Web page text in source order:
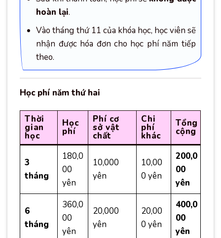
hoàn lại.
Vào tháng thứ 11 của khóa học, học viên sẽ
nhận được hóa đơn cho học phí năm tiếp
theo.
Học phí năm thứ hai
Thời
gian
học
Học
phí
Phí cơ
sở vật
chất
Chi
phí
khác
Tổng
cộng
3
tháng
180,0
00
yên
10,000
yên
10,00
0 yên
200,0
00
yên
6
tháng
360,0
00
yên
20,000
yên
20,00
0 yên
400,0
00
yên